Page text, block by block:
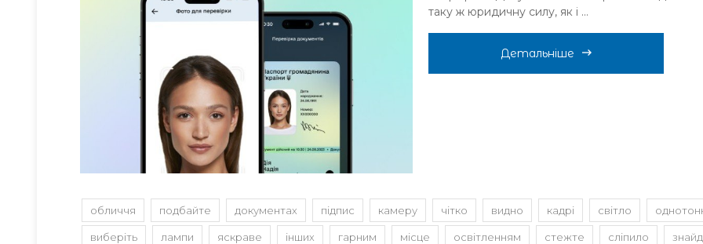
таку ж юридичну силу, як і ...
Детальніше
обличчя подбайте документах підпис камеру чітко видно кадрі світло
виберіть лампи яскраве інших гарним місце освітленням стежте сліпило